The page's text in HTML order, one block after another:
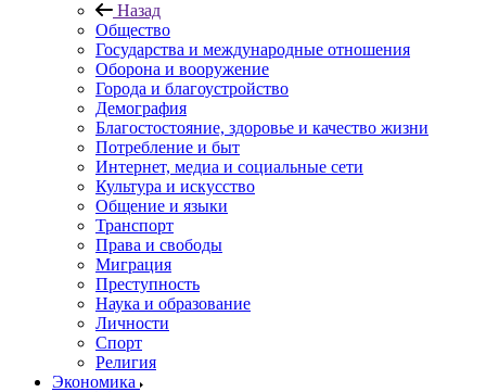
Назад
Общество
Государства и международные отношения
Оборона и вооружение
Города и благоустройство
Демография
Благостостояние, здоровье и качество жизни
Потребление и быт
Интернет, медиа и социальные сети
Культура и искусство
Общение и языки
Транспорт
Права и свободы
Миграция
Преступность
Наука и образование
Личности
Спорт
Религия
Экономика